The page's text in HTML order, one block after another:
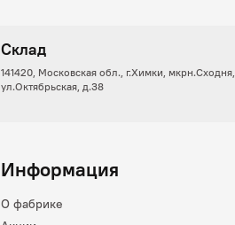
Склад
141420, Московская обл., г.Химки, мкрн.Сходня,
ул.Октябрьская, д.38
Информация
О фабрике